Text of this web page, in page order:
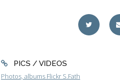
PICS / VIDEOS
Photos, albums Flickr S.Fath